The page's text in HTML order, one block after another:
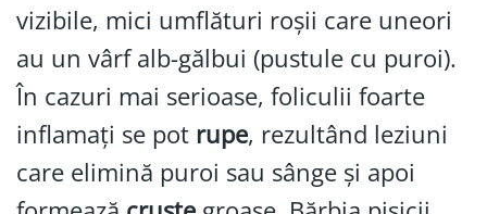
vizibile, mici umflături roșii care uneori
au un vârf alb-gălbui (pustule cu puroi).
În cazuri mai serioase, foliculii foarte
inflamați se pot rupe, rezultând leziuni
care elimină puroi sau sânge și apoi